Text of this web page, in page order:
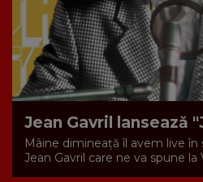
Jean Gavril lansează
Mâine dimineață îl avem live
Jean Gavril care ne va spune la